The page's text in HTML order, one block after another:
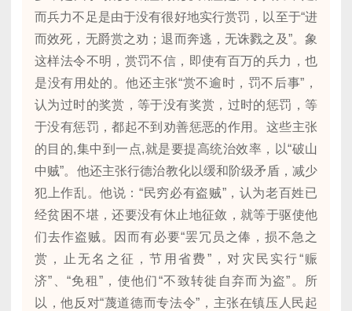
而兵力不足是由于没有很好地实行赏罚，以至于“进
而效死，无爵赏之劝；退而奔逃，无诛戮之及”。象
这样法令不明，赏罚不信，即使有百万的兵力，也
是没有用处的。他还主张“赏不逾时，罚不后事”，
认为过时的奖赏，等于没有奖赏，过时的惩罚，等
于没有惩罚，都起不到劝善惩恶的作用。这些主张
的目的,集中到一点,就是要提高统治效率，以“破山
中贼”。他还主张行德治教化以缓和阶级矛盾，减少
犯上作乱。他说：“民穷必有盗贼”，认为老百姓已
经贫困不堪，还要没有休止地征敛，就等于驱使他
们去作盗贼。因而有必要“罢冗员之俸，损不急之
赏，止无名之征，节用省费”，对灾民实行“赈
济”、“免租”，使他们“不致转徙自弃而为盗”。所
以，他反对“蔑道德而专法令”，主张在镇压人民起